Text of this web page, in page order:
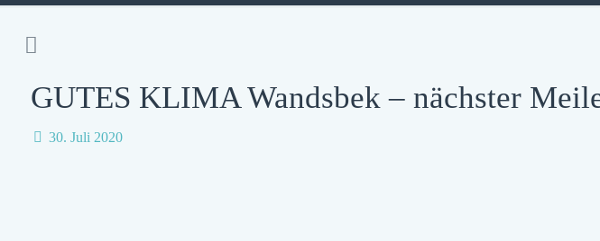
GUTES KLIMA Wandsbek – nächster
30. Juli 2020